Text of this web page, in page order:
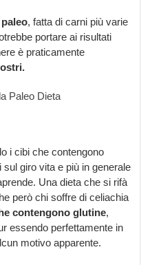
, fatta di carni più varie
portare ai risultati
è praticamente
Paleo Dieta
i cibi che contengono
giro vita e più in generale
Una dieta che si rifà
però chi soffre di celiachia
contengono glutine,
essendo perfettamente in
motivo apparente.